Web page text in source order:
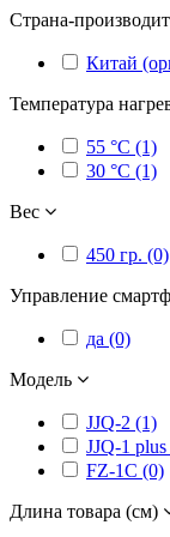
Страна-
Китай
Температура
55 °C (1)
30 °C (1)
Вес
450 гр. (0)
Управление
да (0)
Модель
JJQ-2 (1)
JJQ-1
FZ-1C (0)
Длина товара (см)